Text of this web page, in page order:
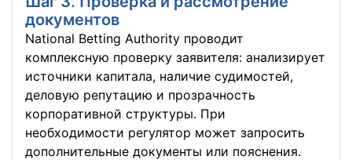
документов
National Betting Authority проводит
комплексную проверку заявителя: анализирует
источники капитала, наличие судимостей,
деловую репутацию и прозрачность
корпоративной структуры. При
необходимости регулятор может запросить
дополнительные документы или пояснения.